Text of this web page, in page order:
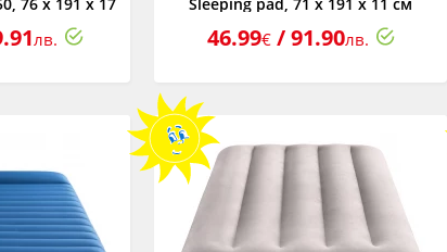
лв. 46.99€/ 91.90лв.